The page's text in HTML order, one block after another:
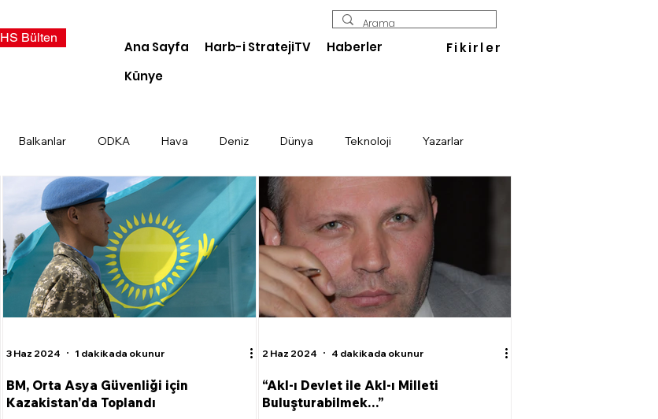
HS Bülten
Ana Sayfa Harb-i StratejiTV
Haberler
Künye
Fikirler
Balkanlar ODKA Hava Deniz Dünya Teknoloji Yazarlar
Dosya Haber Kara Türk Devletleri Siber Savunma
BM, Orta Asya Güvenliği için
Kazakistan'da Toplandı
3 Haz 2024 1 dakikada okunur
“Akl-ı Devlet ile Akl-ı Milleti
Buluşturabilmek…”
2 Haz 2024 4 dakikada okunur